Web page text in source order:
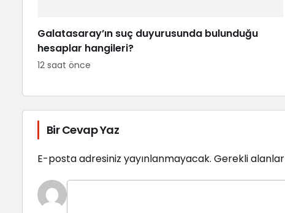
Galatasaray’ın suç duyurusunda bulunduğu
hesaplar hangileri?
12 saat önce
Bir Cevap Yaz
E-posta adresiniz yayınlanmayacak. Gerekli alanlar